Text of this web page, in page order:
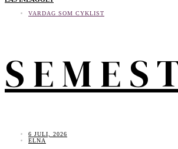
VARDAG SOM CYKLIST
S E M E S
6 JULI, 2026
ELNA